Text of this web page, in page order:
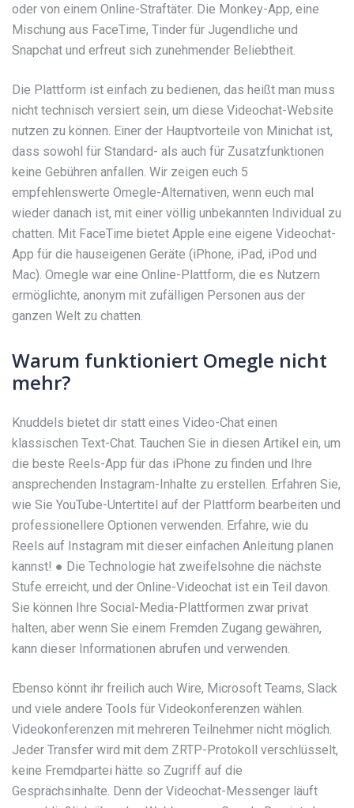
oder von einem Online-Straftäter. Die Monkey-App, eine
Mischung aus FaceTime, Tinder für Jugendliche und
Snapchat und erfreut sich zunehmender Beliebtheit.
Die Plattform ist einfach zu bedienen, das heißt man muss
nicht technisch versiert sein, um diese Videochat-Website
nutzen zu können. Einer der Hauptvorteile von Minichat ist,
dass sowohl für Standard- als auch für Zusatzfunktionen
keine Gebühren anfallen. Wir zeigen euch 5
empfehlenswerte Omegle-Alternativen, wenn euch mal
wieder danach ist, mit einer völlig unbekannten Individual zu
chatten. Mit FaceTime bietet Apple eine eigene Videochat-
App für die hauseigenen Geräte (iPhone, iPad, iPod und
Mac). Omegle war eine Online-Plattform, die es Nutzern
ermöglichte, anonym mit zufälligen Personen aus der
ganzen Welt zu chatten.
Warum funktioniert Omegle nicht
mehr?
Knuddels bietet dir statt eines Video-Chat einen
klassischen Text-Chat. Tauchen Sie in diesen Artikel ein, um
die beste Reels-App für das iPhone zu finden und Ihre
ansprechenden Instagram-Inhalte zu erstellen. Erfahren Sie,
wie Sie YouTube-Untertitel auf der Plattform bearbeiten und
professionellere Optionen verwenden. Erfahre, wie du
Reels auf Instagram mit dieser einfachen Anleitung planen
kannst! ● Die Technologie hat zweifelsohne die nächste
Stufe erreicht, und der Online-Videochat ist ein Teil davon.
Sie können Ihre Social-Media-Plattformen zwar privat
halten, aber wenn Sie einem Fremden Zugang gewähren,
kann dieser Informationen abrufen und verwenden.
Ebenso könnt ihr freilich auch Wire, Microsoft Teams, Slack
und viele andere Tools für Videokonferenzen wählen.
Videokonferenzen mit mehreren Teilnehmer nicht möglich.
Jeder Transfer wird mit dem ZRTP-Protokoll verschlüsselt,
keine Fremdpartei hätte so Zugriff auf die
Gesprächsinhalte. Denn der Videochat-Messenger läuft